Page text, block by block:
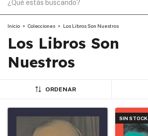
Inicio > Colecciones > Los Libros Son Nuestros
Los Libros Son
Nuestros
ORDENAR
SIN STOCK